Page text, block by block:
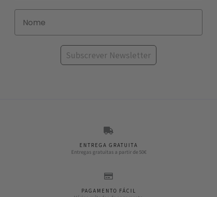
Subscrever Newsletter
ENTREGA GRATUITA
Entregas gratuitas a partir de 50€
PAGAMENTO FÁCIL